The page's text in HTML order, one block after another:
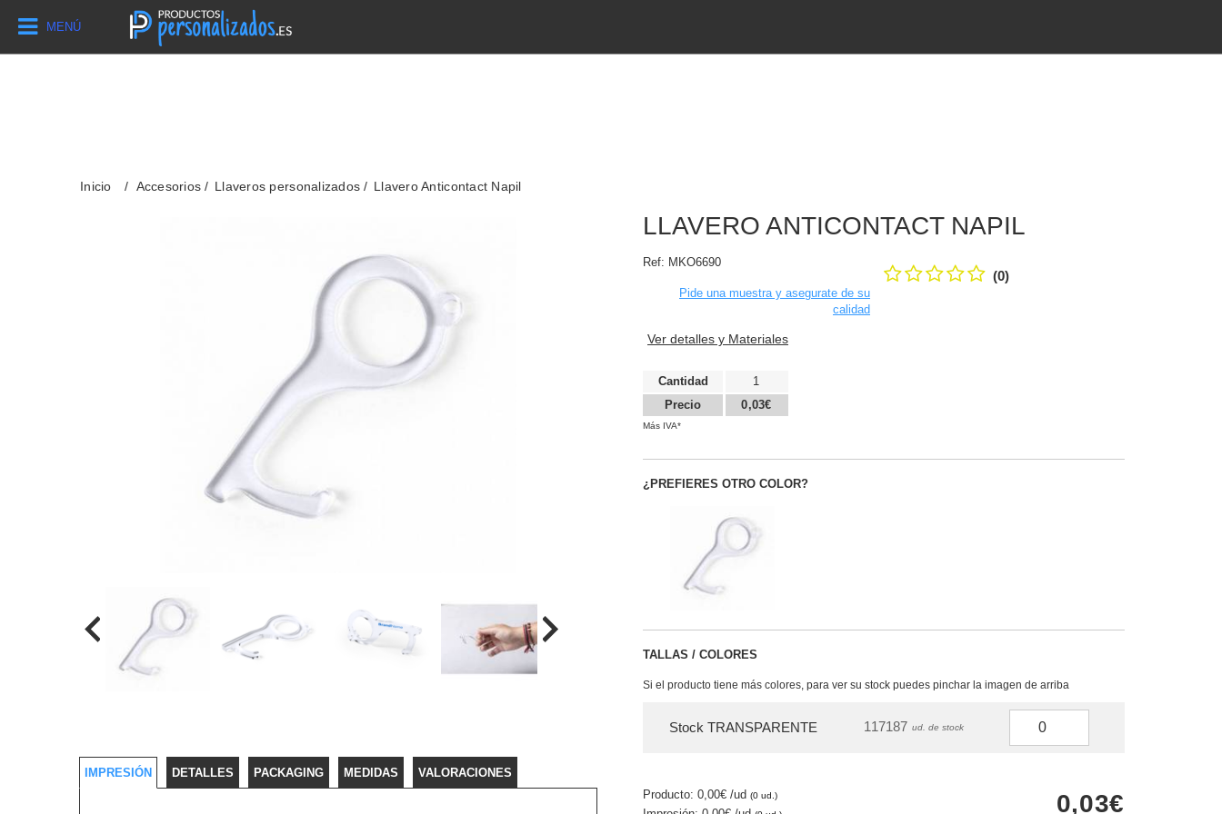
MENÚ
Inicio Accesorios Llaveros personalizados Llavero Anticontact Napil
IMPRESIÓN DETALLES PACKAGING MEDIDAS VALORACIONES
LLAVERO ANTICONTACT NAPIL
Ref: MKO6690
(0)
Pide una muestra y asegurate de su
calidad
Ver detalles y Materiales
Cantidad
Precio
1
0,03€
Más IVA*
¿PREFIERES OTRO COLOR?
TALLAS / COLORES
Si el producto tiene más colores, para ver su stock puedes pinchar la imagen de arriba
Stock TRANSPARENTE 117187 ud. de stock
Producto: 0,00€ /ud (0 ud.) 0,03€